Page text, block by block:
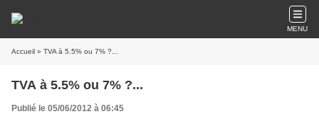
MENU
Accueil » TVA à 5.5% ou 7% ?...
TVA à 5.5% ou 7% ?...
Publié le 05/06/2012 à 06:45